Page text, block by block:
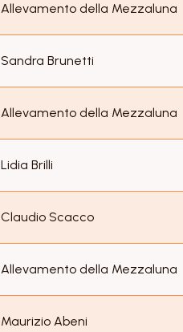
Allevamento della Mezzaluna
Sandra Brunetti
Allevamento della Mezzaluna
Lidia Brilli
Claudio Scacco
Allevamento della Mezzaluna
Maurizio Abeni